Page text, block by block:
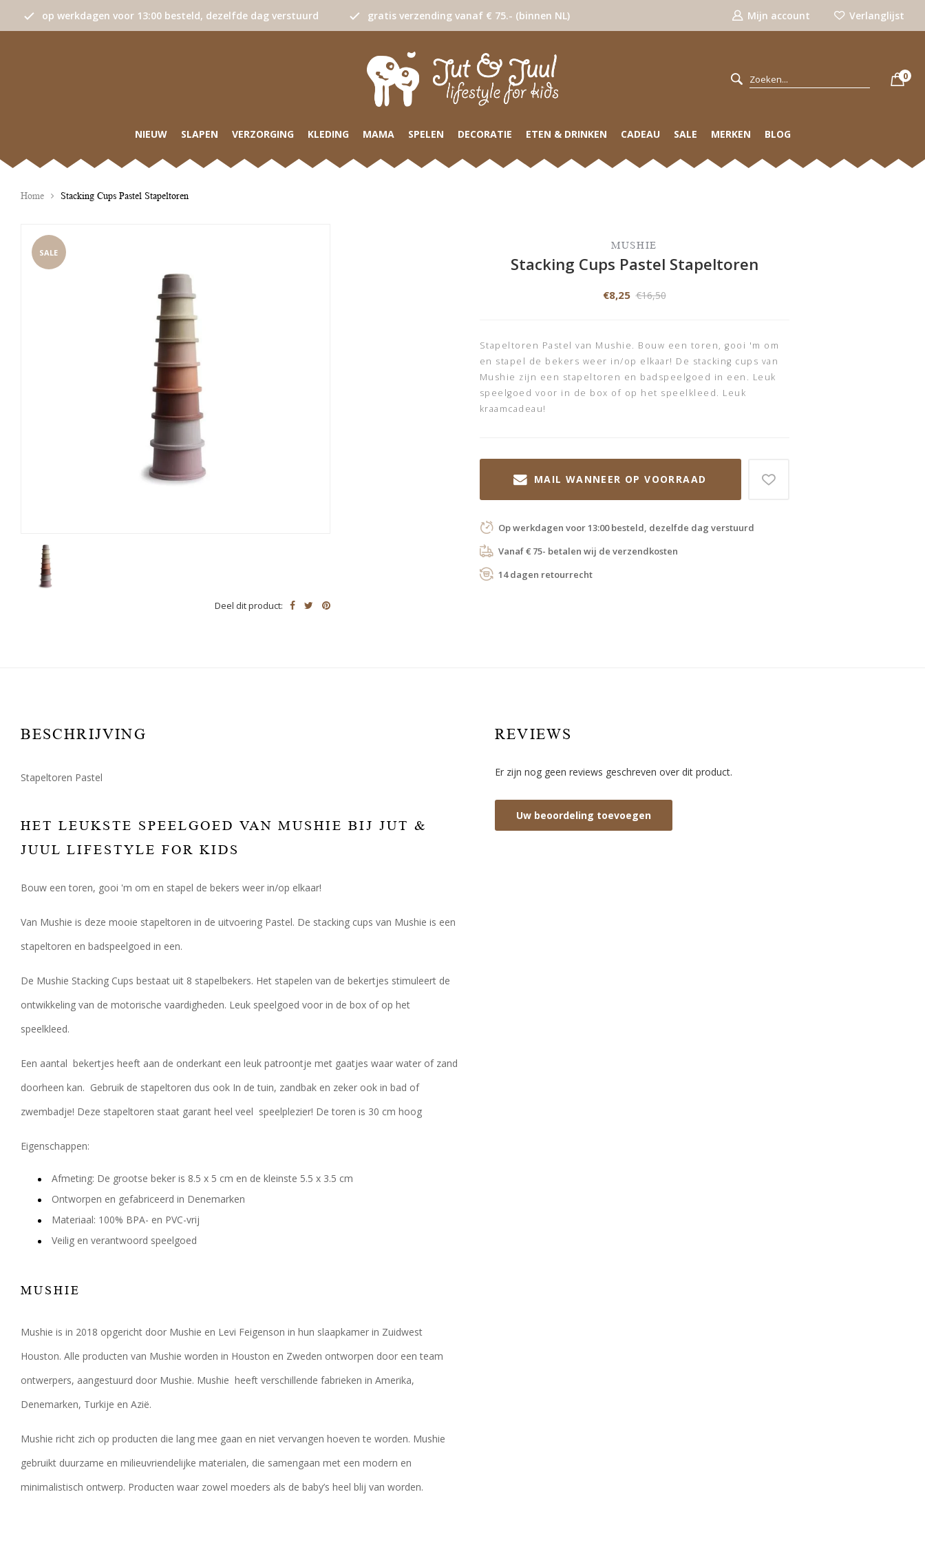
op werkdagen voor 13:00 besteld, dezelfde dag verstuurd gratis verzending vanaf € 75.- (binnen NL) Mijn account Verlanglijst
0
NIEUW SLAPEN VERZORGING KLEDING MAMA SPELEN DECORATIE ETEN & DRINKEN CADEAU SALE MERKEN BLOG
Home Stacking Cups Pastel Stapeltoren
SALE
Deel dit product:
MUSHIE
Stacking Cups Pastel Stapeltoren
€8,25 €16,50
Stapeltoren Pastel van Mushie. Bouw een toren, gooi 'm om
en stapel de bekers weer in/op elkaar! De stacking cups van
Mushie zijn een stapeltoren en badspeelgoed in een. Leuk
speelgoed voor in de box of op het speelkleed. Leuk
kraamcadeau!
MAIL WANNEER OP VOORRAAD
Op werkdagen voor 13:00 besteld, dezelfde dag verstuurd
Vanaf € 75- betalen wij de verzendkosten
14 dagen retourrecht
BESCHRIJVING
Stapeltoren Pastel
HET LEUKSTE SPEELGOED VAN MUSHIE BIJ JUT &
JUUL LIFESTYLE FOR KIDS
Bouw een toren, gooi 'm om en stapel de bekers weer in/op elkaar!
Van Mushie is deze mooie stapeltoren in de uitvoering Pastel. De stacking cups van Mushie is een
stapeltoren en badspeelgoed in een.
De Mushie Stacking Cups bestaat uit 8 stapelbekers. Het stapelen van de bekertjes stimuleert de
ontwikkeling van de motorische vaardigheden. Leuk speelgoed voor in de box of op het
speelkleed.
Een aantal bekertjes heeft aan de onderkant een leuk patroontje met gaatjes waar water of zand
doorheen kan. Gebruik de stapeltoren dus ook In de tuin, zandbak en zeker ook in bad of
zwembadje! Deze stapeltoren staat garant heel veel speelplezier! De toren is 30 cm hoog
Eigenschappen:
Afmeting: De grootse beker is 8.5 x 5 cm en de kleinste 5.5 x 3.5 cm
Ontworpen en gefabriceerd in Denemarken
Materiaal: 100% BPA- en PVC-vrij
Veilig en verantwoord speelgoed
MUSHIE
Mushie is in 2018 opgericht door Mushie en Levi Feigenson in hun slaapkamer in Zuidwest
Houston. Alle producten van Mushie worden in Houston en Zweden ontworpen door een team
ontwerpers, aangestuurd door Mushie. Mushie heeft verschillende fabrieken in Amerika,
Denemarken, Turkije en Azië.
Mushie richt zich op producten die lang mee gaan en niet vervangen hoeven te worden. Mushie
gebruikt duurzame en milieuvriendelijke materialen, die samengaan met een modern en
minimalistisch ontwerp. Producten waar zowel moeders als de baby’s heel blij van worden.
REVIEWS
Er zijn nog geen reviews geschreven over dit product.
Uw beoordeling toevoegen